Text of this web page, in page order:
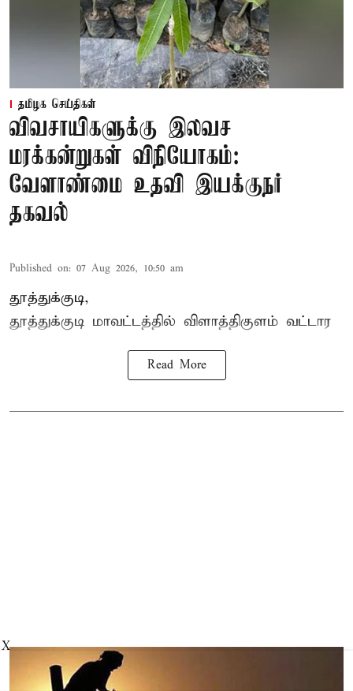
தமிழக செய்திகள்
விவசாயிகளுக்கு இலவச
மரக்கன்றுகள் விநியோகம்:
வேளாண்மை உதவி இயக்குநர்
தகவல்
Published on: 07 Aug 2026, 10:50 am
தூத்துக்குடி,
தூத்துக்குடி மாவட்டத்தில் விளாத்திகுளம் வட்டார
Read More
X